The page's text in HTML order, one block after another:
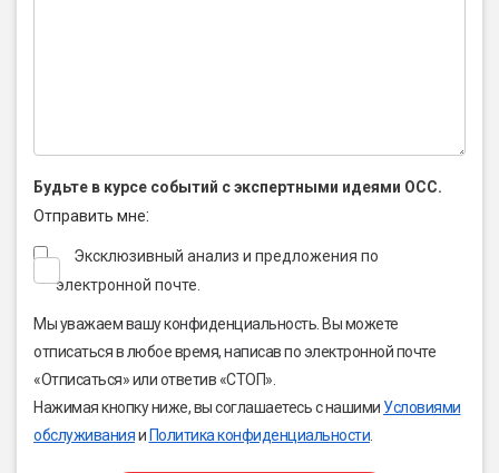
Будьте в курсе событий с экспертными идеями OCC.
Отправить мне:
Эксклюзивный анализ и предложения по
электронной почте.
Мы уважаем вашу конфиденциальность. Вы можете
отписаться в любое время, написав по электронной почте
«Отписаться» или ответив «СТОП».
Нажимая кнопку ниже, вы соглашаетесь с нашими Условиями
обслуживанияи Политика конфиденциальности.